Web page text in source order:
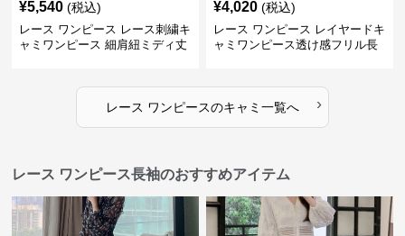
¥5,540 (税込)
レース ワンピース レース刺繍キ
ャミワンピース 細肩紐ミディ丈
¥4,020 (税込)
レース ワンピース レイヤードキ
ャミワンピース透け感フリル長
レース ワンピースのキャミ 一覧へ ›
レース ワンピース長袖のおすすめアイテム